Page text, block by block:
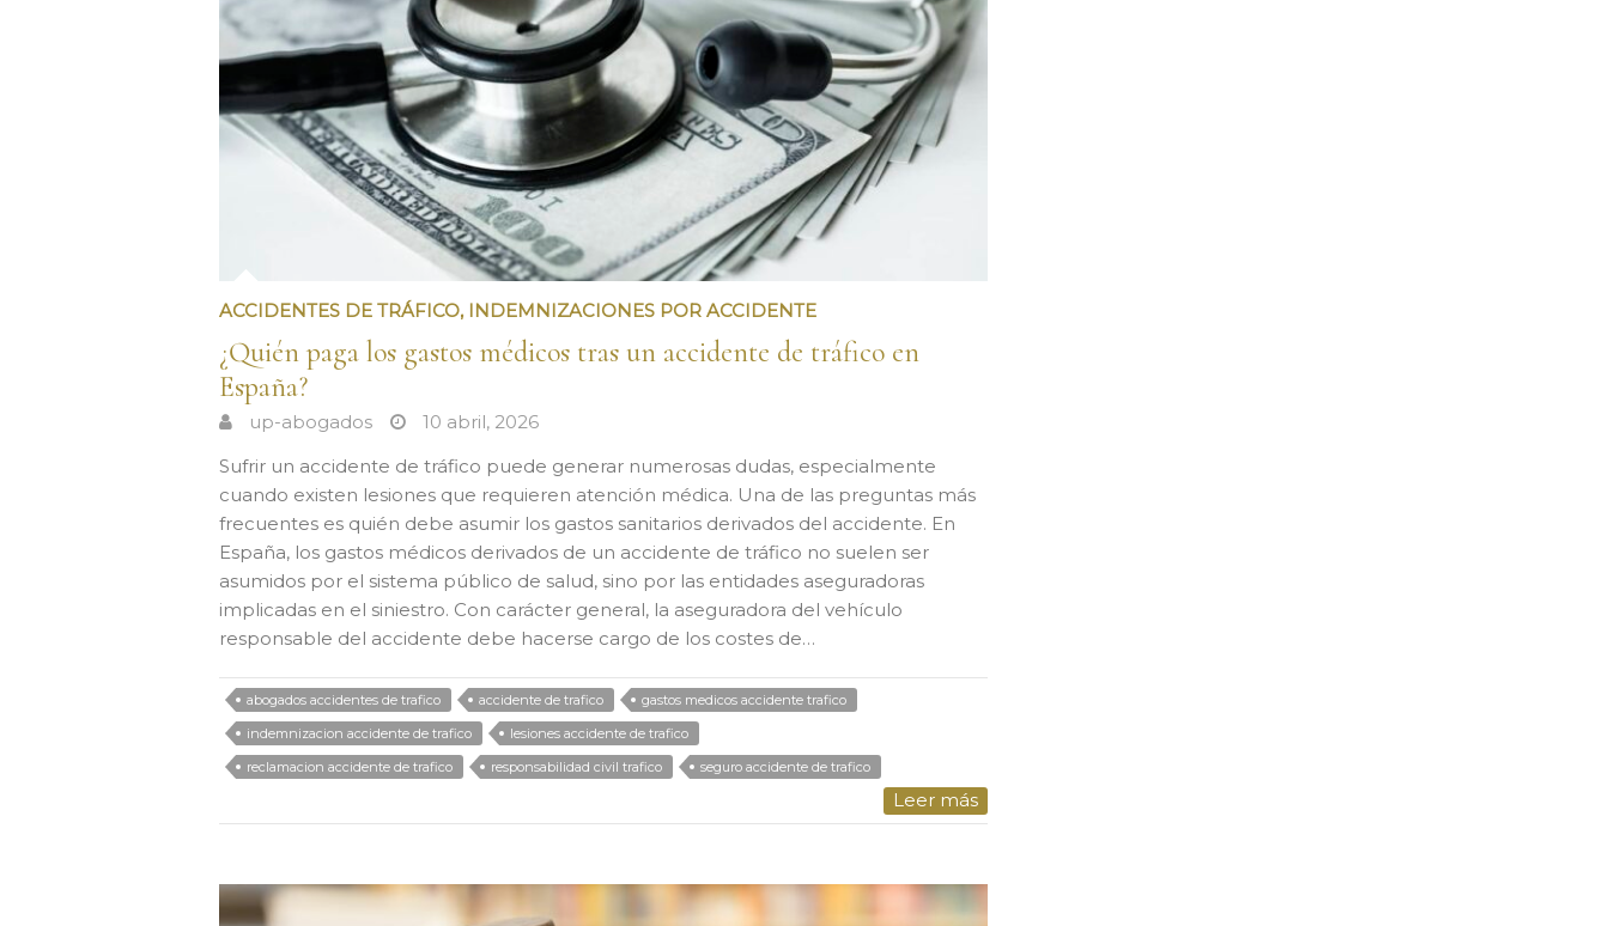
ACCIDENTES DE TRÁFICO, INDEMNIZACIONES POR ACCIDENTE
¿Quién paga los gastos médicos tras un accidente de tráfico en
España?
up-abogados
10 abril, 2026
Sufrir un accidente de tráfico puede generar numerosas dudas, especialmente
cuando existen lesiones que requieren atención médica. Una de las preguntas más
frecuentes es quién debe asumir los gastos sanitarios derivados del accidente. En
España, los gastos médicos derivados de un accidente de tráfico no suelen ser
asumidos por el sistema público de salud, sino por las entidades aseguradoras
implicadas en el siniestro. Con carácter general, la aseguradora del vehículo
responsable del accidente debe hacerse cargo de los costes de…
abogados accidentes de trafico accidente de trafico
gastos medicos accidente trafico
indemnizacion accidente de trafico
lesiones accidente de trafico
reclamacion accidente de trafico
responsabilidad civil trafico seguro accidente de trafico
Leer más